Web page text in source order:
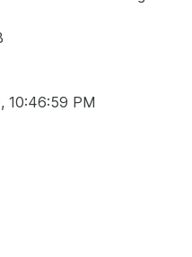
10:46:59 PM